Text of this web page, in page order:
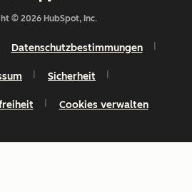
© 2026 HubSpot, Inc.
Datenschutzbestimmungen
Sicherheit
Cookies verwalten